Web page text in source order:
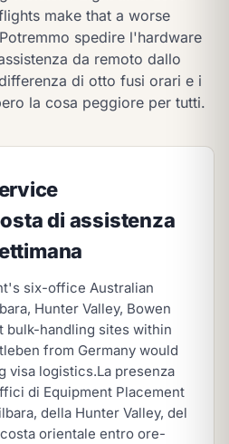
make that a worse
Potremmo spedire l'hardware
da remoto dallo
di otto fusi orari e i
la cosa peggiore per tutti.
di assistenza
six-office Australian
Hunter Valley, Bowen
bulk-handling sites within
from Germany would
visa logistics.La presenza
di Equipment Placement
della Hunter Valley, del
orientale entro ore-